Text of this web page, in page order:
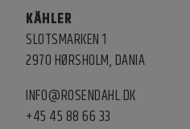
KÄHLER
SLOTSMARKEN 1
2970 HØRSHOLM, DANIA
INFO@ROSENDAHL.DK
+45 45 88 66 33